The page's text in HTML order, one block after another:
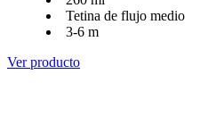
Tetina de flujo medio
3-6 m
Ver producto